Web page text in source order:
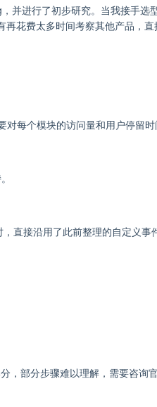
并进行了初步研究。当我接手选
花费太多时间考察其他产品，直
每个模块的访问量和用户停留时
直接沿用了此前整理的自定义
，部分步骤难以理解，需要咨询